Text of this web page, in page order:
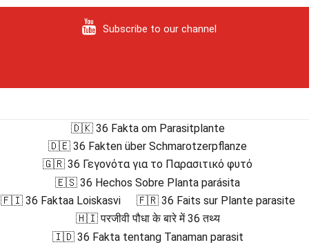
Subscribe to our channel
🇩🇰 36 Fakta om Parasitplante
🇩🇪 36 Fakten über Schmarotzerpflanze
🇬🇷 36 Γεγονότα για το Παρασιτικό φυτό
🇪🇸 36 Hechos Sobre Planta parásita
🇫🇮 36 Faktaa Loiskasvi
🇫🇷 36 Faits sur Plante parasite
🇭🇮 परजीवी पौधा के बारे में 36 तथ्य
🇮🇩 36 Fakta tentang Tanaman parasit